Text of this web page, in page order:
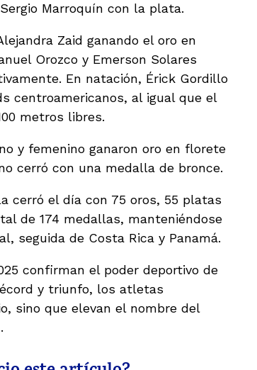
Marroquín con la plata.
Zaid ganando el oro en
Orozco y Emerson Solares
En natación, Érick Gordillo
centroamericanos, al igual que el
metros libres.
y femenino ganaron oro en florete
cerró con una medalla de bronce.
cerró el día con 75 oros, 55 platas
de 174 medallas, manteniéndose
seguida de Costa Rica y Panamá.
confirman el poder deportivo de
y triunfo, los atletas
sino que elevan el nombre del